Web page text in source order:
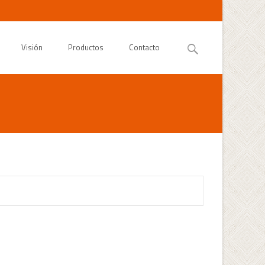
Visión Productos Contacto
Buscar